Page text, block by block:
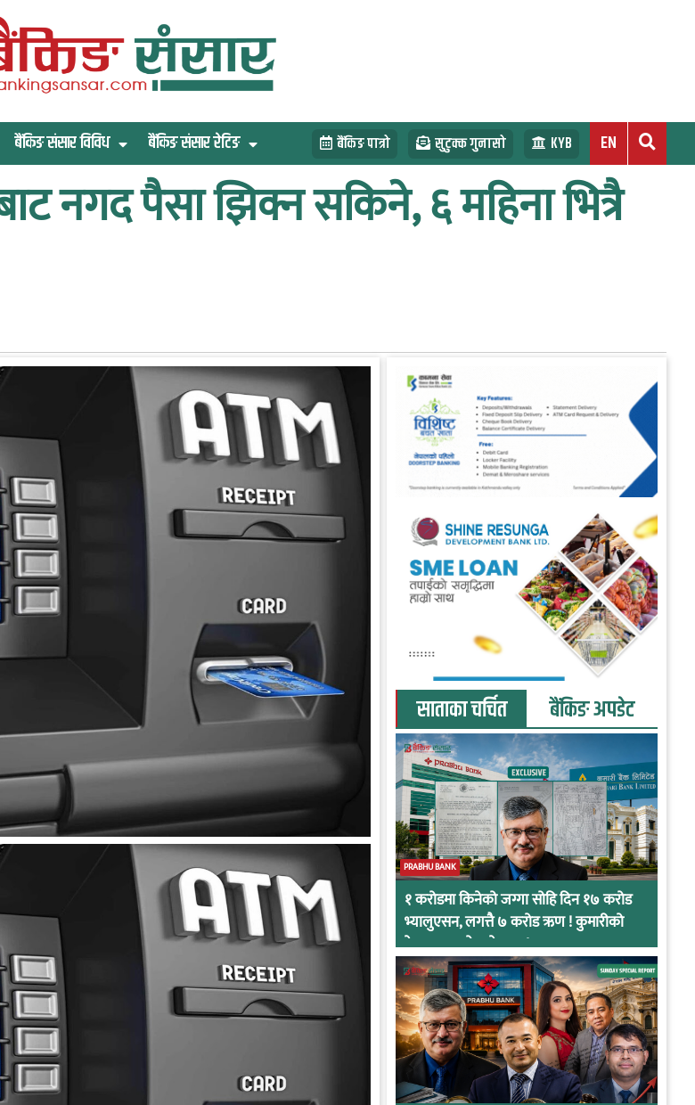
बैंकिङ संसार विविध बैंकिङ संसार रेटिङ बैंकिङ पात्रो सुटुक्क गुनासो KYB EN
नगद पैसा झिक्न सकिने, ६ महिना भित्रै
साताका चर्चित बैंकिङ अपडेट
PRABHU BANK
१ करोडमा किनेको जग्गा सोहि दिन १७ करोड
भ्यालुएसन, लगत्तै ७ करोड ऋण ! कुमारीको
केसमा प्रभुको कनेक्सन !